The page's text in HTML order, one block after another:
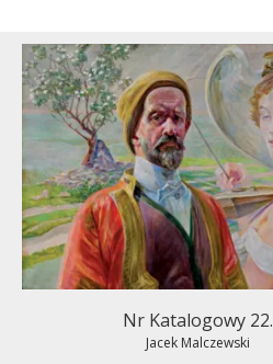
Nr Katalogowy 22.
Jacek Malczewski